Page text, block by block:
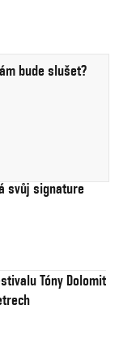
bude slušet?
svůj signature
Tóny Dolomit